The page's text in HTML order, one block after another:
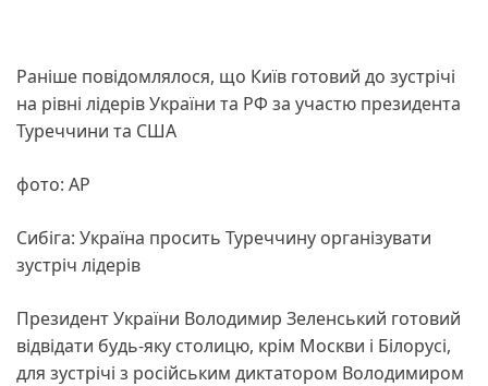
Раніше повідомлялося, що Київ готовий до зустрічі
на рівні лідерів України та РФ за участю президента
Туреччини та США
фото: АР
Сибіга: Україна просить Туреччину організувати
зустріч лідерів
Президент України Володимир Зеленський готовий
відвідати будь-яку столицю, крім Москви і Білорусі,
для зустрічі з російським диктатором Володимиром